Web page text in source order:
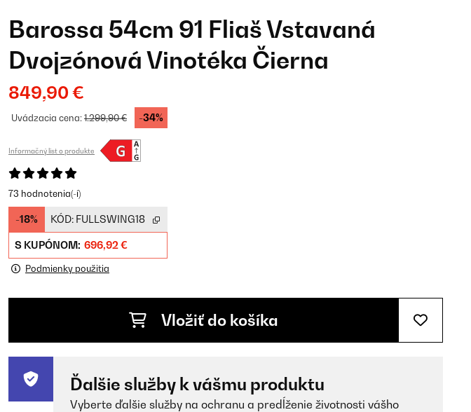
Barossa 54cm 91 Fliaš Vstavaná
Dvojzónová Vinotéka Čierna
849,90 €
Uvádzacia cena:1.299,90 € -34%
Informačný list o produkte
73 hodnotenia(-í)
-18% KÓD: FULLSWING18
S KUPÓNOM: 696,92 €
Podmienky použitia
Vložiť do košíka
Ďalšie služby k vášmu produktu
Vyberte ďalšie služby na ochranu a predĺženie životnosti vášho